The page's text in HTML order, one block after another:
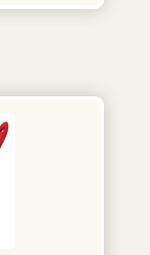
est sans
doté
de